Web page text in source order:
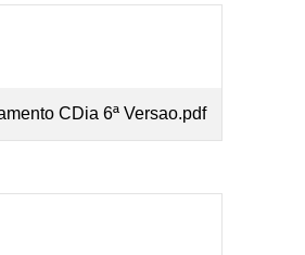
CDia 6ª Versao.pdf